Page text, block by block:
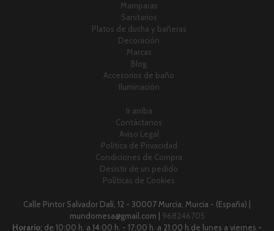
Mamparas
Sanitarios
Platos de ducha y bañeras
Decoración
Marcas
Blog
Accesorios de baño
Iluminación
Ir arriba
Contáctanos
Aviso Legal
Política de Privacidad
Condiciones de Compra
Desistir de un pedido
Políticas de Cookies
Calle Pintor Salvador Dalí, 12 - 30007 Murcia, Murcia - (España) |
mundomesa@gmail.com | 968246705
Horario: de 10:00 h. a 14:00 h. - 17:00 h. a 21:00 h.de lunes a viernes -